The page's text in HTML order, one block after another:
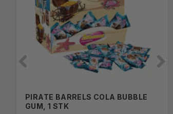
PIRATE BARRELS COLA BUBBLE
GUM, 1 STK